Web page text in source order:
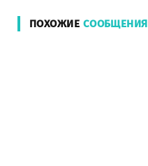
ПОХОЖИЕ СООБЩЕНИЯ